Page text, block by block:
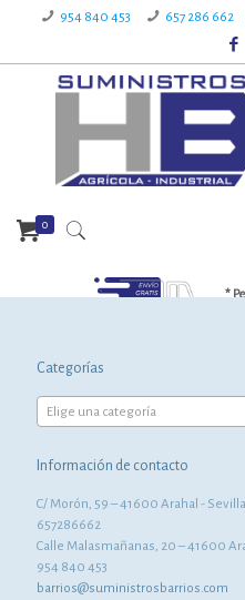
954 840 453 657 286 662
*
0
Categorías
Elige una categoría
Información de contacto
C/ Morón, 59 – 41600 Arahal - Sevilla
657286662
Calle Malasmañanas, 20 – 41600
954 840 453
barrios@suministrosbarrios.com